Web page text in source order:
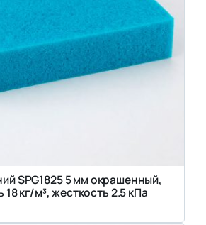
SPG1825 5 мм окрашенный,
18 кг/м³, жесткость 2.5 кПа